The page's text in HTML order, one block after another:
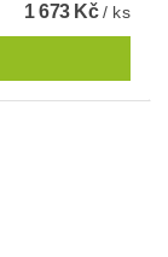
1 673 Kč/ ks